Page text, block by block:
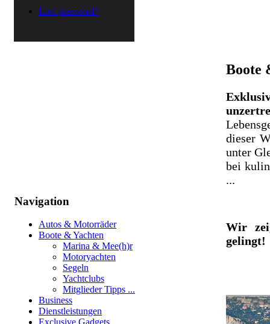
Lost password?
Navigation
Autos & Motorräder
Boote & Yachten
Marina & Mee(h)r
Motoryachten
Segeln
Yachtclubs
Mitglieder Tipps ...
Business
Dienstleistungen
Boote
dieser
unter
bei
...
Wir
gelingt!